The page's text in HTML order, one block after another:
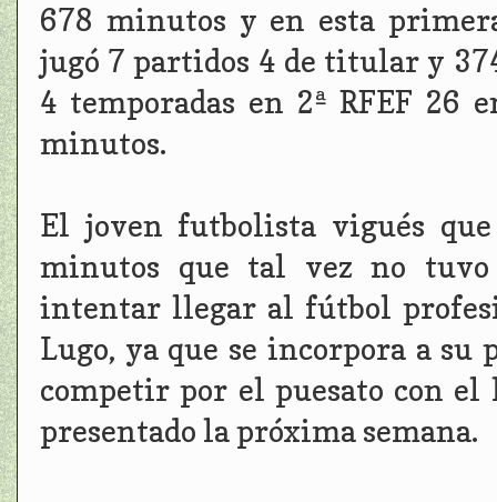
678 minutos y en esta
jugó 7 partidos 4 de titular y
4 temporadas en 2ª RFEF 26
minutos.
El joven futbolista vigués
minutos que tal vez no tuvo
intentar llegar al fútbol
Lugo, ya que se incorpora a
competir por el puesato con el
presentado la próxima semana.